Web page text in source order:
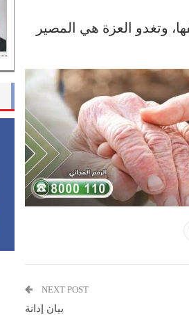
وتغدو العزة هي المصير
NEXT POST
بيان إدانة